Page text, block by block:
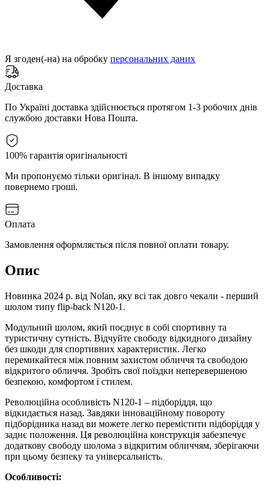
Я згоден(-на) на обробку персональних даних
Доставка
По Україні доставка здійснюється протягом 1-3 робочих днів
службою доставки Нова Пошта.
100% гарантія оригінальності
Ми пропонуємо тільки оригінал. В іншому випадку
повернемо гроші.
Оплата
Замовлення оформляється після повної оплати товару.
Опис
Новинка 2024 р. від Nolan, яку всі так довго чекали - перший
шолом типу flip-back N120-1.
Модульний шолом, який поєднує в собі спортивну та
туристичну сутність. Відчуйте свободу відкидного дизайну
без шкоди для спортивних характеристик. Легко
перемикайтеся між повним захистом обличчя та свободою
відкритого обличчя. Зробіть свої поїздки неперевершеною
безпекою, комфортом і стилем.
Революційна особливість N120-1 – підборіддя, що
відкидається назад. Завдяки інноваційному повороту
підборідника назад ви можете легко перемістити підборіддя у
заднє положення. Ця революційна конструкція забезпечує
додаткову свободу шолома з відкритим обличчям, зберігаючи
при цьому безпеку та універсальність.
Особливості: